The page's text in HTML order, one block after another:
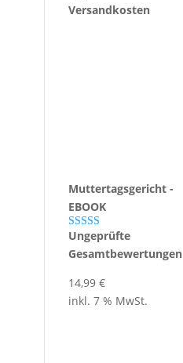
Versandkosten
Muttertagsgericht -
EBOOK
Bewertet mit
5.00
von 5
Ungeprüfte
Gesamtbewertungen
14,99€
inkl. 7 % MwSt.